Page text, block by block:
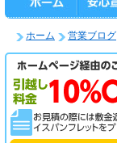
ホーム 営業ブログ